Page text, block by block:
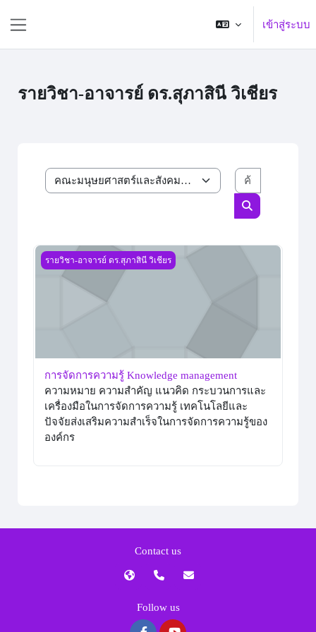
เข้าสู่ระบบ
รายวิชา-อาจารย์ ดร.สุภาสินี วิเชียร
ประเภทของรายวิชา
ค้นหารายวิชา
การจัดการความรู้ Knowledge management
รายวิชา-อาจารย์ ดร.สุภาสินี วิเชียร
การจัดการความรู้ Knowledge management
ความหมาย ความสำคัญ แนวคิด กระบวนการและ
เครื่องมือในการจัดการความรู้ เทคโนโลยีและ
ปัจจัยส่งเสริมความสำเร็จในการจัดการความรู้ของ
องค์กร
Contact us
Follow us